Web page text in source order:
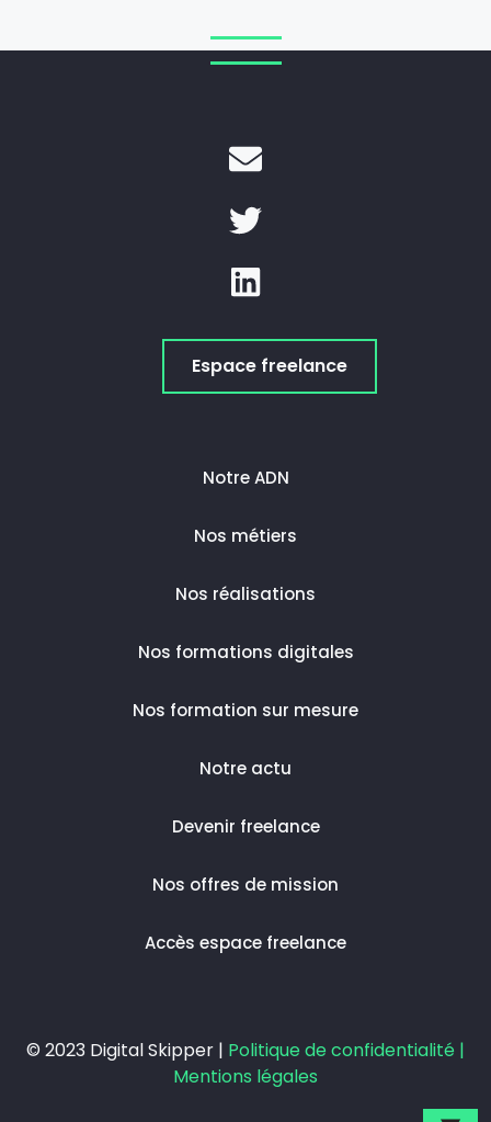
Espace freelance
Notre ADN
Nos métiers
Nos réalisations
Nos formations digitales
Nos formation sur mesure
Notre actu
Devenir freelance
Nos offres de mission
Accès espace freelance
© 2023 Digital Skipper | Politique de confidentialité |
Mentions légales